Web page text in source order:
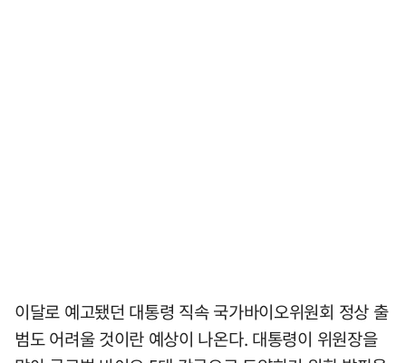
이달로 예고됐던 대통령 직속 국가바이오위원회 정상 출
범도 어려울 것이란 예상이 나온다. 대통령이 위원장을